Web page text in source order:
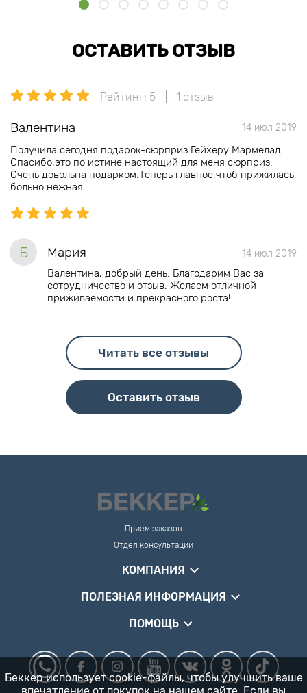
ОСТАВИТЬ ОТЗЫВ
Рейтинг: 5 1 отзыв
Валентина 14 июл 2019
Получила сегодня подарок-сюрприз Гейхеру Мармелад.
Спасибо,это по истине настоящий для меня сюрприз.
Очень довольна подарком.Теперь главное,чтоб прижилась,
больно нежная.
Б Мария 14 июл 2019
Валентина, добрый день. Благодарим Вас за
сотрудничество и отзыв. Желаем отличной
приживаемости и прекрасного роста!
Читать все отзывы
Оставить отзыв
Прием заказов
Отдел консультации
КОМПАНИЯ
ПОЛЕЗНАЯ ИНФОРМАЦИЯ
ПОМОЩЬ
Беккер использует cookie-файлы, чтобы улучшить ваше